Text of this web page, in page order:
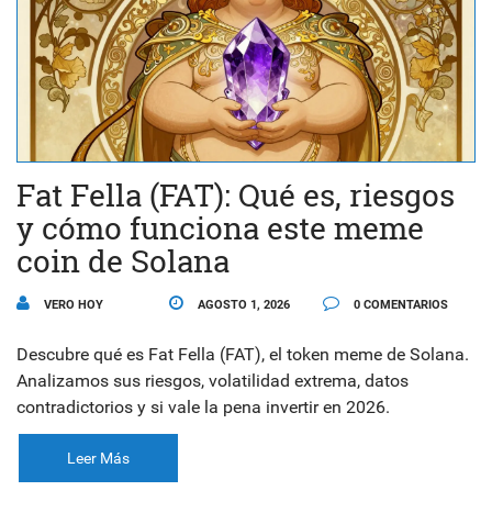
Fat Fella (FAT): Qué es, riesgos
y cómo funciona este meme
coin de Solana
VERO HOY AGOSTO 1, 2026 0 COMENTARIOS
Descubre qué es Fat Fella (FAT), el token meme de Solana.
Analizamos sus riesgos, volatilidad extrema, datos
contradictorios y si vale la pena invertir en 2026.
Leer Más